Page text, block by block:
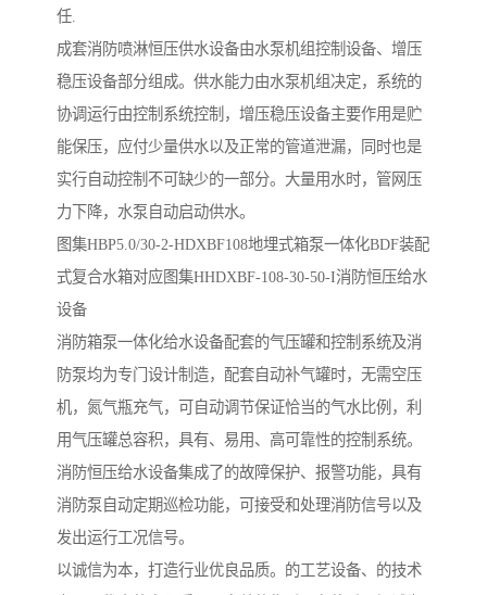
任.
成套消防喷淋恒压供水设备由水泵机组控制设备、增压
稳压设备部分组成。供水能力由水泵机组决定，系统的
协调运行由控制系统控制，增压稳压设备主要作用是贮
能保压，应付少量供水以及正常的管道泄漏，同时也是
实行自动控制不可缺少的一部分。大量用水时，管网压
力下降，水泵自动启动供水。
图集HBP5.0/30-2-HDXBF108地埋式箱泵一体化BDF装配
式复合水箱对应图集HHDXBF-108-30-50-I消防恒压给水
设备
消防箱泵一体化给水设备配套的气压罐和控制系统及消
防泵均为专门设计制造，配套自动补气罐时，无需空压
机，氮气瓶充气，可自动调节保证恰当的气水比例，利
用气压罐总容积，具有、易用、高可靠性的控制系统。
消防恒压给水设备集成了的故障保护、报警功能，具有
消防泵自动定期巡检功能，可接受和处理消防信号以及
发出运行工况信号。
以诚信为本，打造行业优良品质。的工艺设备、的技术